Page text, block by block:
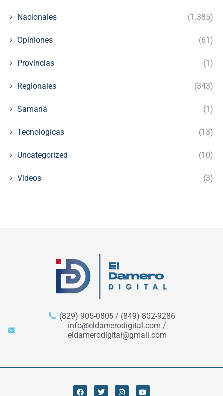
Nacionales (1.385)
Opiniones (61)
Provincias (1)
Regionales (343)
Samaná (1)
Tecnológicas (13)
Uncategorized (10)
Videos (3)
(829) 905-0805 / (849) 802-9286
info@eldamerodigital.com /
eldamerodigital@gmail.com